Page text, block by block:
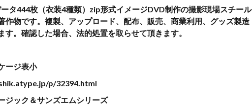
タ444枚（衣装4種類）zip形式イメージDVD制作の撮影現場スチール
作物です。複製、アップロード、配布、販売、商業利用、グッズ製造
す。確認した場合、法的処置を取らせて頂きます。
ージ表小
p/32394.html
ジック＆サンズエムシリーズ